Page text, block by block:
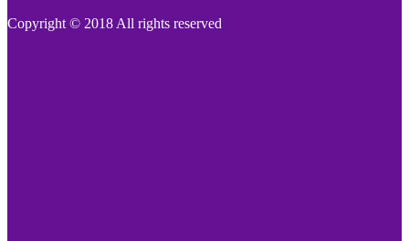
Copyright © 2018 All rights reserved